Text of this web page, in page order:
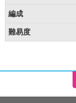
編成
難易度